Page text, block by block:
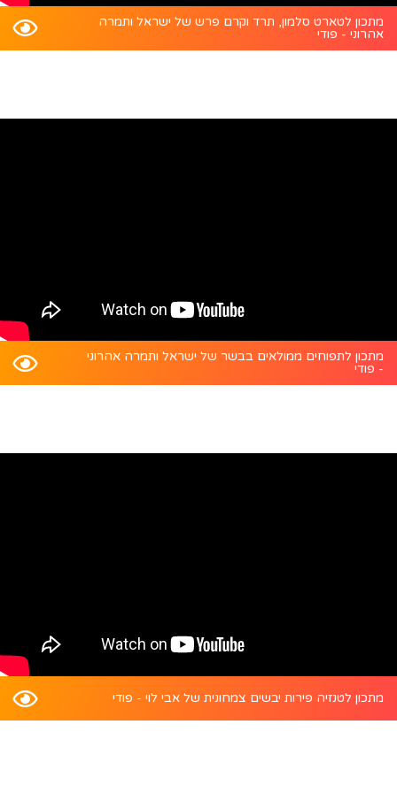
מתכון לטארט סלמון, תרד וקרם פרש של ישראל ותמרה
אהרוני - פודי
מתכון לתפוחים ממולאים בבשר של ישראל ותמרה אהרוני
- פודי
מתכון לטנזיה פירות יבשים צמחונית של אבי לוי - פודי